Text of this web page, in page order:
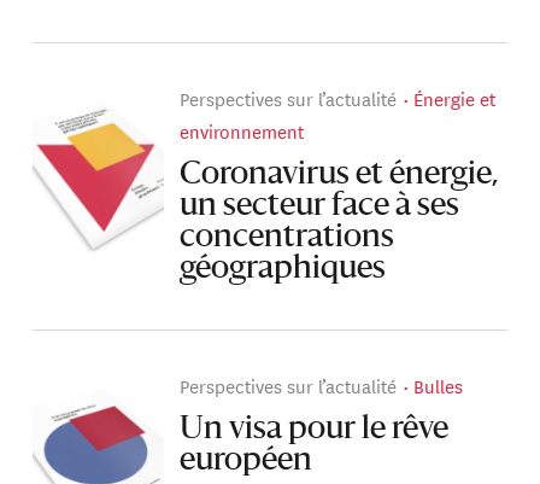
Perspectives sur l’actualité
Énergie et
environnement
Coronavirus et énergie,
un secteur face à ses
concentrations
géographiques
Perspectives sur l’actualité Bulles
Un visa pour le rêve
européen